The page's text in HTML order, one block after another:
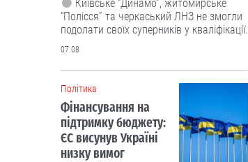
Київське “Динамо”, житомирське
“Полісся” та черкаський ЛНЗ не змогли
подолати своїх суперників у кваліфікації.
07.08
Політика
Фінансування на
підтримку бюджету:
ЄС висунув Україні
низку вимог